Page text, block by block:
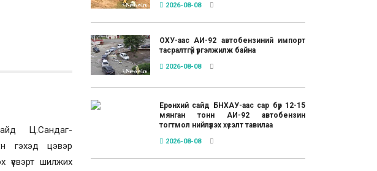
Ц.Сандаг-
гэхэд цэвэр
үүсвэрт шилжих
2026-08-08
ОХУ-аас АИ-92 автобензиний импорт
тасралтгүй үргэлжилж байна
2026-08-08
Ерөнхий сайд БНХАУ-аас сар бүр 12-15
мянган тонн АИ-92 автобензин
тогтмол нийлүүлэх хүсэлт тавилаа
2026-08-08